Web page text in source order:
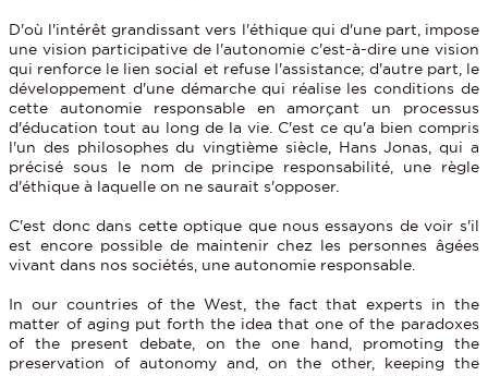
D'où l'intérêt grandissant vers l'éthique qui d'une part, impose
une vision participative de l'autonomie c'est-à-dire une vision
qui renforce le lien social et refuse l'assistance; d'autre part, le
développement d'une démarche qui réalise les conditions de
cette autonomie responsable en amorçant un processus
d'éducation tout au long de la vie. C'est ce qu'a bien compris
l'un des philosophes du vingtième siècle, Hans Jonas, qui a
précisé sous le nom de principe responsabilité, une règle
d'éthique à laquelle on ne saurait s'opposer.
C'est donc dans cette optique que nous essayons de voir s'il
est encore possible de maintenir chez les personnes âgées
vivant dans nos sociétés, une autonomie responsable.
In our countries of the West, the fact that experts in the
matter of aging put forth the idea that one of the paradoxes
of the present debate, on the one hand, promoting the
preservation of autonomy and, on the other, keeping the